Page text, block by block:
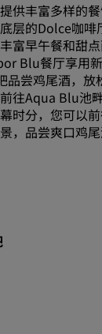
供丰富多样的
层的Dolce咖
富早午餐和甜
Blu餐厅享用
品尝鸡尾酒，放
往Aqua Blu池
时分，您可以
，品尝爽口鸡尾